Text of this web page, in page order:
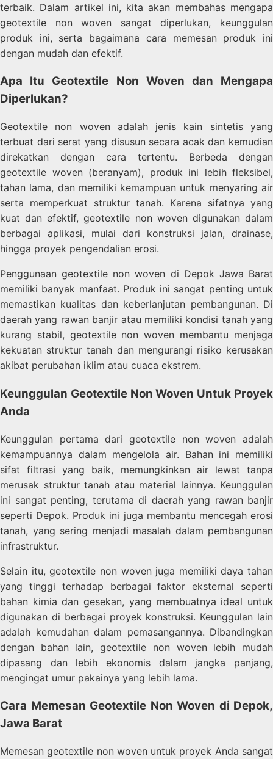
terbaik. Dalam artikel ini, kita akan membahas mengapa
geotextile non woven sangat diperlukan, keunggulan
produk ini, serta bagaimana cara memesan produk ini
dengan mudah dan efektif.
Apa Itu Geotextile Non Woven dan Mengapa
Diperlukan?
Geotextile non woven adalah jenis kain sintetis yang
terbuat dari serat yang disusun secara acak dan kemudian
direkatkan dengan cara tertentu. Berbeda dengan
geotextile woven (beranyam), produk ini lebih fleksibel,
tahan lama, dan memiliki kemampuan untuk menyaring air
serta memperkuat struktur tanah. Karena sifatnya yang
kuat dan efektif, geotextile non woven digunakan dalam
berbagai aplikasi, mulai dari konstruksi jalan, drainase,
hingga proyek pengendalian erosi.
Penggunaan geotextile non woven di Depok Jawa Barat
memiliki banyak manfaat. Produk ini sangat penting untuk
memastikan kualitas dan keberlanjutan pembangunan. Di
daerah yang rawan banjir atau memiliki kondisi tanah yang
kurang stabil, geotextile non woven membantu menjaga
kekuatan struktur tanah dan mengurangi risiko kerusakan
akibat perubahan iklim atau cuaca ekstrem.
Keunggulan Geotextile Non Woven Untuk Proyek
Anda
Keunggulan pertama dari geotextile non woven adalah
kemampuannya dalam mengelola air. Bahan ini memiliki
sifat filtrasi yang baik, memungkinkan air lewat tanpa
merusak struktur tanah atau material lainnya. Keunggulan
ini sangat penting, terutama di daerah yang rawan banjir
seperti Depok. Produk ini juga membantu mencegah erosi
tanah, yang sering menjadi masalah dalam pembangunan
infrastruktur.
Selain itu, geotextile non woven juga memiliki daya tahan
yang tinggi terhadap berbagai faktor eksternal seperti
bahan kimia dan gesekan, yang membuatnya ideal untuk
digunakan di berbagai proyek konstruksi. Keunggulan lain
adalah kemudahan dalam pemasangannya. Dibandingkan
dengan bahan lain, geotextile non woven lebih mudah
dipasang dan lebih ekonomis dalam jangka panjang,
mengingat umur pakainya yang lebih lama.
Cara Memesan Geotextile Non Woven di Depok,
Jawa Barat
Memesan geotextile non woven untuk proyek Anda sangat